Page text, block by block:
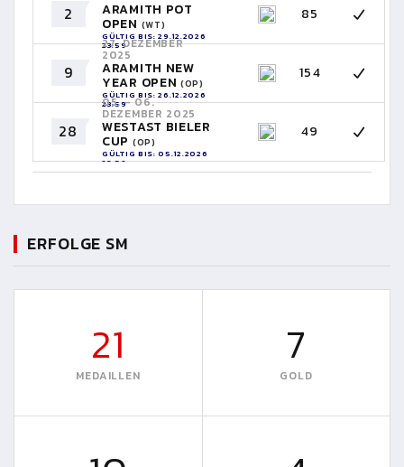
2 ARAMITH POT
OPEN (WT)
GÜLTIG BIS: 29.12.2026
23:59
85
9
27. DEZEMBER
2025
ARAMITH NEW
YEAR OPEN (OP)
GÜLTIG BIS: 26.12.2026
23:59
154
28
05. - 06.
DEZEMBER 2025
WESTAST BIELER
CUP (OP)
GÜLTIG BIS: 05.12.2026
23:59
49
ERFOLGE SM
21
MEDAILLEN
7
GOLD